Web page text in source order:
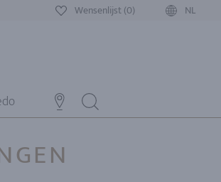
Wensenlijst (0) NL